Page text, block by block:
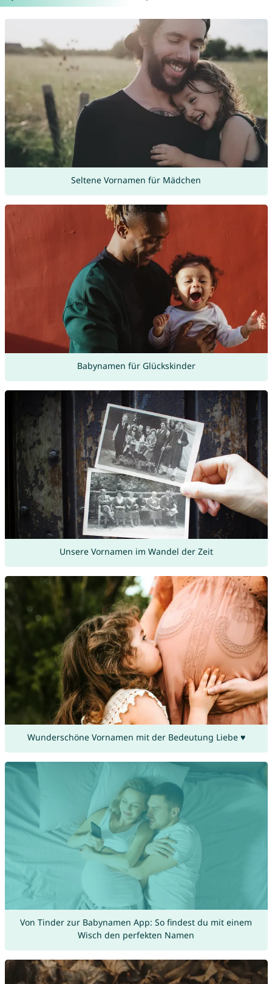
Seltene Vornamen für Mädchen
Babynamen für Glückskinder
Unsere Vornamen im Wandel der Zeit
Wunderschöne Vornamen mit der Bedeutung Liebe ♥
Von Tinder zur Babynamen App: So findest du mit einem
Wisch den perfekten Namen